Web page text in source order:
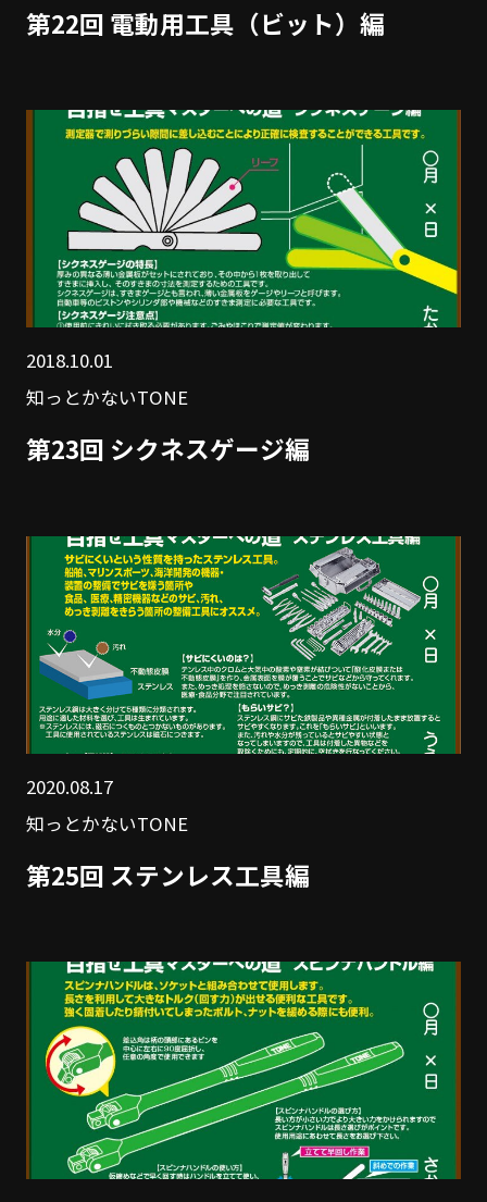
第22回 電動用工具（ビット）編
2018.10.01
知っとかないTONE
第23回 シクネスゲージ編
2020.08.17
知っとかないTONE
第25回 ステンレス工具編